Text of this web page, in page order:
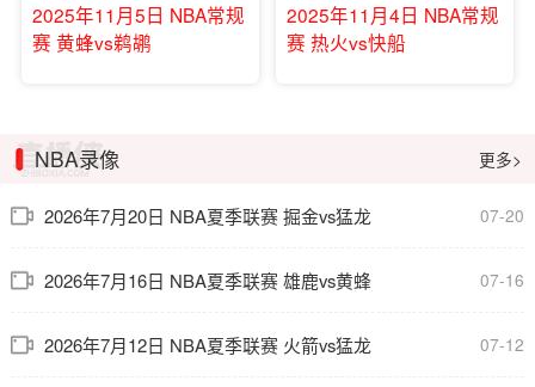
2025年11月5日 NBA常规
赛 黄蜂vs鹈鹕
2025年11月4日 NBA常规
赛 热火vs快船
NBA录像 更多>
2026年7月20日 NBA夏季联赛 掘金vs猛龙 07-20
2026年7月16日 NBA夏季联赛 雄鹿vs黄蜂 07-16
2026年7月12日 NBA夏季联赛 火箭vs猛龙 07-12